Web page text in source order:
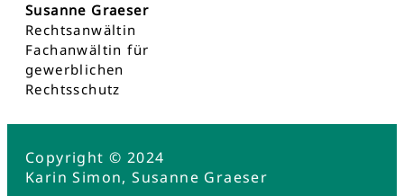
Susanne Graeser
Rechtsanwältin
Fachanwältin für
gewerblichen
Rechtsschutz
Copyright © 2024
Karin Simon, Susanne Graeser